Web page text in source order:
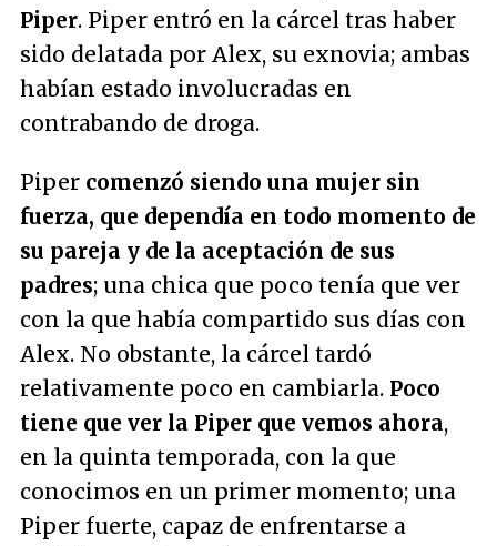
Piper. Piper entró en la cárcel tras haber
sido delatada por Alex, su exnovia; ambas
habían estado involucradas en
contrabando de droga.
Piper comenzó siendo una mujer sin
fuerza, que dependía en todo momento de
su pareja y de la aceptación de sus
padres; una chica que poco tenía que ver
con la que había compartido sus días con
Alex. No obstante, la cárcel tardó
relativamente poco en cambiarla. Poco
tiene que ver la Piper que vemos ahora,
en la quinta temporada, con la que
conocimos en un primer momento; una
Piper fuerte, capaz de enfrentarse a